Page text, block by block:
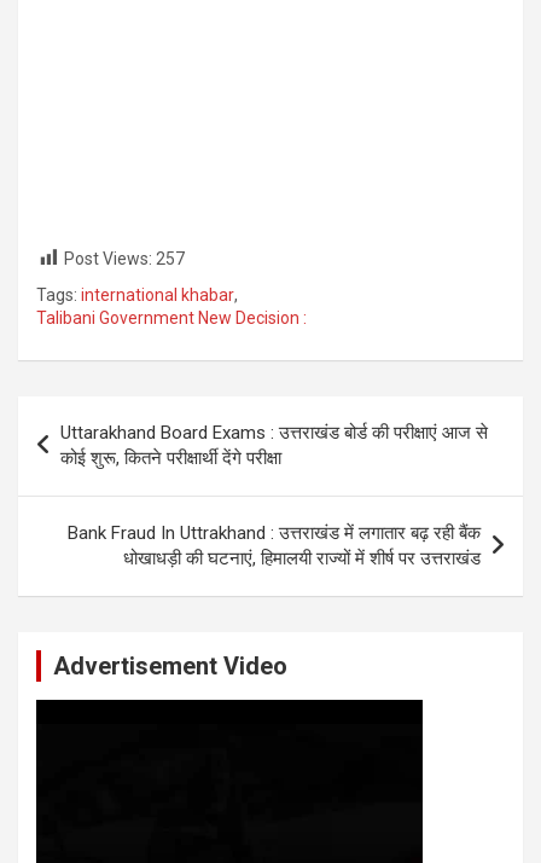
Post Views: 257
Tags: international khabar,
Talibani Government New Decision :
navigation
Uttarakhand Board Exams : उत्तराखंड बोर्ड की परीक्षाएं आज से
कोई शुरू, कितने परीक्षार्थी देंगे परीक्षा
Bank Fraud In Uttrakhand : उत्तराखंड में लगातार बढ़ रही बैंक
धोखाधड़ी की घटनाएं, हिमालयी राज्यों में शीर्ष पर उत्तराखंड
Advertisement Video